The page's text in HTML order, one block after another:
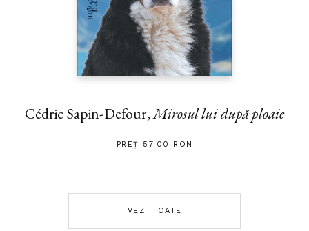
Cédric Sapin-Defour,Mirosul lui după ploaie
PREȚ 57.00 RON
VEZI TOATE